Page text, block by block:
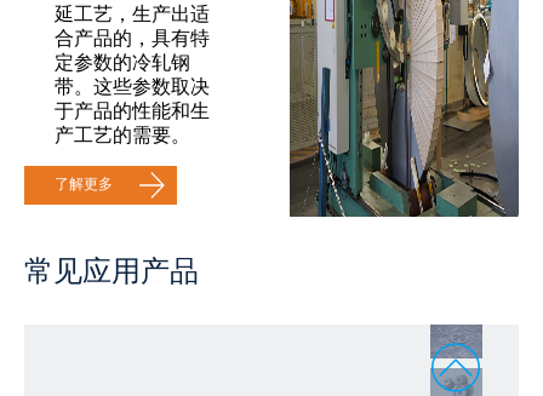
延工艺，生产出适
合产品的，具有特
定参数的冷轧钢
带。这些参数取决
于产品的性能和生
产工艺的需要。
了解更多
常见应用产品